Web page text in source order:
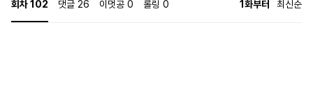
회차102 댓글 26 이멋공 0 롤링 0 1화부터 최신순